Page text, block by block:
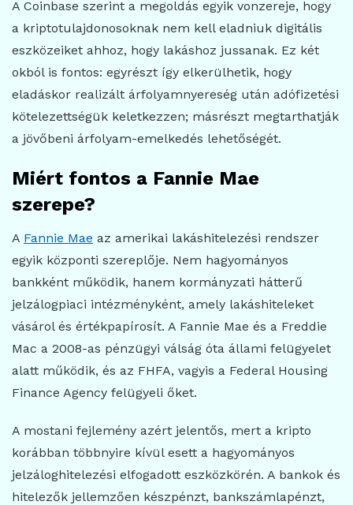
A Coinbase szerint a megoldás egyik vonzereje, hogy
a kriptotulajdonosoknak nem kell eladniuk digitális
eszközeiket ahhoz, hogy lakáshoz jussanak. Ez két
okból is fontos: egyrészt így elkerülhetik, hogy
eladáskor realizált árfolyamnyereség után adófizetési
kötelezettségük keletkezzen; másrészt megtarthatják
a jövőbeni árfolyam-emelkedés lehetőségét.
Miért fontos a Fannie Mae
szerepe?
A Fannie Mae az amerikai lakáshitelezési rendszer
egyik központi szereplője. Nem hagyományos
bankként működik, hanem kormányzati hátterű
jelzálogpiaci intézményként, amely lakáshiteleket
vásárol és értékpapírosít. A Fannie Mae és a Freddie
Mac a 2008-as pénzügyi válság óta állami felügyelet
alatt működik, és az FHFA, vagyis a Federal Housing
Finance Agency felügyeli őket.
A mostani fejlemény azért jelentős, mert a kripto
korábban többnyire kívül esett a hagyományos
jelzáloghitelezési elfogadott eszközkörén. A bankok és
hitelezők jellemzően készpénzt, bankszámlapénzt,